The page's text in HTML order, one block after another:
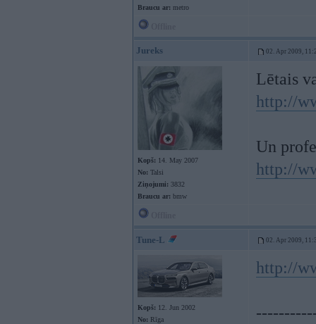
Braucu ar: metro
Jureks 02. Apr 2009,
Kopš: 14. May 2007
No: Talsi
Ziņojumi: 3832
Braucu ar: bmw
Lētais
http://
Un
http://
Tune-L 02. Apr 2009,
Kopš: 12. Jun 2002
No: Rīga
http://